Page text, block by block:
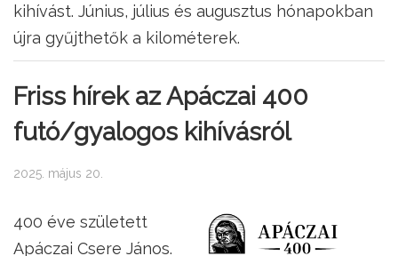
kihívást. Június, július és augusztus hónapokban
újra gyűjthetők a kilométerek.
Friss hírek az Apáczai 400
futó/gyalogos kihívásról
2025. május 20.
400 éve született
Apáczai Csere János.